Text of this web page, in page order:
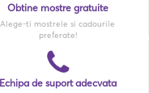
Obtine mostre gratuite
Alege-ti mostrele si cadourile
preferate!
Echipa de suport adecvata